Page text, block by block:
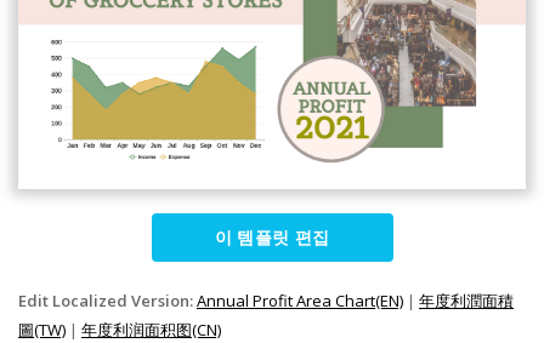
이 템플릿 편집
Edit Localized Version:Annual Profit Area Chart(EN) | 年度利潤面積
圖(TW) | 年度利润面积图(CN)